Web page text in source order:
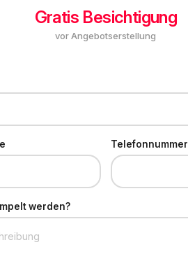
Gratis Besichtigung
vor Angebotserstellung
Telefonnummer
werden?